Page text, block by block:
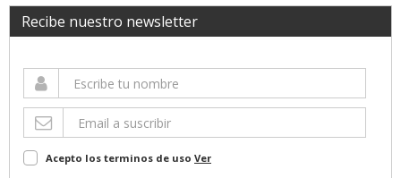
Recibe nuestro newsletter
Acepto los terminos de uso Ver